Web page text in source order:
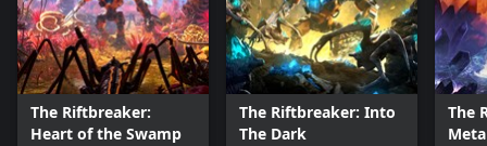
The Riftbreaker:
Heart of the Swamp
The Riftbreaker: Into
The Dark
The